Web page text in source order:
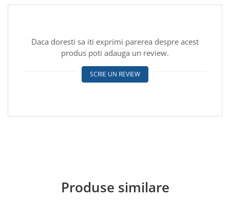
Daca doresti sa iti exprimi parerea despre acest
produs poti adauga un review.
SCRIE UN REVIEW
Produse similare